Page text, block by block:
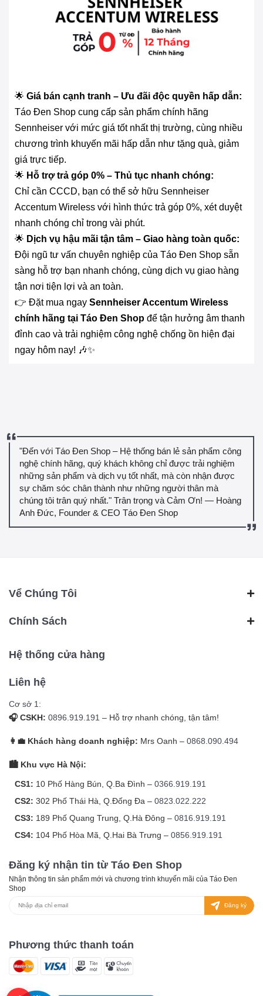
🌟 Giá bán cạnh tranh – Ưu đãi độc quyền hấp dẫn:
Táo Đen Shop cung cấp sản phẩm chính hãng
Sennheiser với mức giá tốt nhất thị trường, cùng nhiều
chương trình khuyến mãi hấp dẫn như tặng quà, giảm
giá trực tiếp.
🌟 Hỗ trợ trả góp 0% – Thủ tục nhanh chóng:
Chỉ cần CCCD, bạn có thể sở hữu Sennheiser
Accentum Wireless với hình thức trả góp 0%, xét duyệt
nhanh chóng chỉ trong vài phút.
🌟 Dịch vụ hậu mãi tận tâm – Giao hàng toàn quốc:
Đội ngũ tư vấn chuyên nghiệp của Táo Đen Shop sẵn
sàng hỗ trợ bạn nhanh chóng, cùng dịch vụ giao hàng
tận nơi tiện lợi và an toàn.
👉 Đặt mua ngay Sennheiser Accentum Wireless
chính hãng tại Táo Đen Shop để tận hưởng âm thanh
đỉnh cao và trải nghiệm công nghệ chống ồn hiện đại
ngay hôm nay! 🎶✨
"Đến với Táo Đen Shop – Hệ thống bán lẻ sản phẩm công
nghệ chính hãng, quý khách không chỉ được trải nghiệm
những sản phẩm và dịch vụ tốt nhất, mà còn nhận được
sự chăm sóc chân thành như những người thân mà
chúng tôi trân quý nhất." Trân trọng và Cảm Ơn! — Hoàng
Anh Đức, Founder & CEO Táo Đen Shop
Vể Chúng Tôi
Chính Sách
Hệ thống cửa hàng
Liên hệ
Cơ sở 1:
🎧 CSKH: 0896.919.191 – Hỗ trợ nhanh chóng, tận tâm!
👩‍💼 Khách hàng doanh nghiệp: Mrs Oanh – 0868.090.494
🏙️ Khu vực Hà Nội:
CS1: 10 Phố Hàng Bún, Q.Ba Đình – 0366.919.191
CS2: 302 Phố Thái Hà, Q.Đống Đa – 0823.022.222
CS3: 189 Phố Quang Trung, Q.Hà Đông – 0816.919.191
CS4: 104 Phố Hòa Mã, Q.Hai Bà Trưng – 0856.919.191
Đăng ký nhận tin từ Táo Đen Shop
Nhận thông tin sản phẩm mới và chương trình khuyến mãi của Táo Đen
Shop
Đăng ký
Phương thức thanh toán